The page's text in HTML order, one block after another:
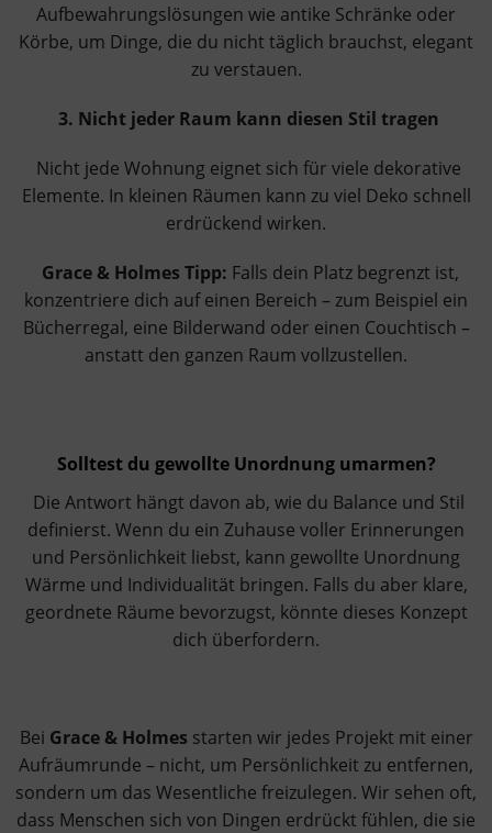
Aufbewahrungslösungen wie antike Schränke oder
Körbe, um Dinge, die du nicht täglich brauchst, elegant
zu verstauen.
3. Nicht jeder Raum kann diesen Stil tragen
Nicht jede Wohnung eignet sich für viele dekorative
Elemente. In kleinen Räumen kann zu viel Deko schnell
erdrückend wirken.
Grace & Holmes Tipp: Falls dein Platz begrenzt ist,
konzentriere dich auf einen Bereich – zum Beispiel ein
Bücherregal, eine Bilderwand oder einen Couchtisch –
anstatt den ganzen Raum vollzustellen.
Solltest du gewollte Unordnung umarmen?
Die Antwort hängt davon ab, wie du Balance und Stil
definierst. Wenn du ein Zuhause voller Erinnerungen
und Persönlichkeit liebst, kann gewollte Unordnung
Wärme und Individualität bringen. Falls du aber klare,
geordnete Räume bevorzugst, könnte dieses Konzept
dich überfordern.
Bei Grace & Holmes starten wir jedes Projekt mit einer
Aufräumrunde – nicht, um Persönlichkeit zu entfernen,
sondern um das Wesentliche freizulegen. Wir sehen oft,
dass Menschen sich von Dingen erdrückt fühlen, die sie